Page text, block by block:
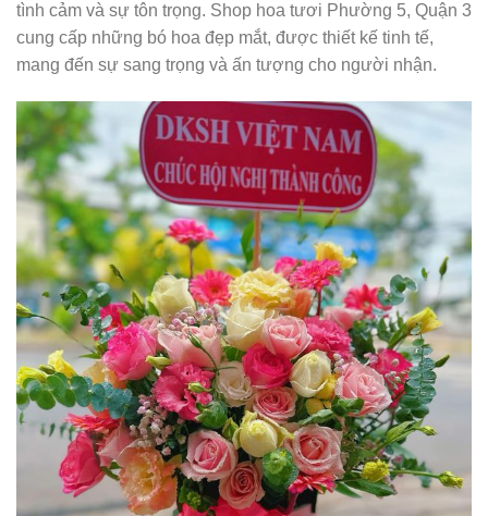
tình cảm và sự tôn trọng. Shop hoa tươi Phường 5, Quận 3
cung cấp những bó hoa đẹp mắt, được thiết kế tinh tế,
mang đến sự sang trọng và ấn tượng cho người nhận.